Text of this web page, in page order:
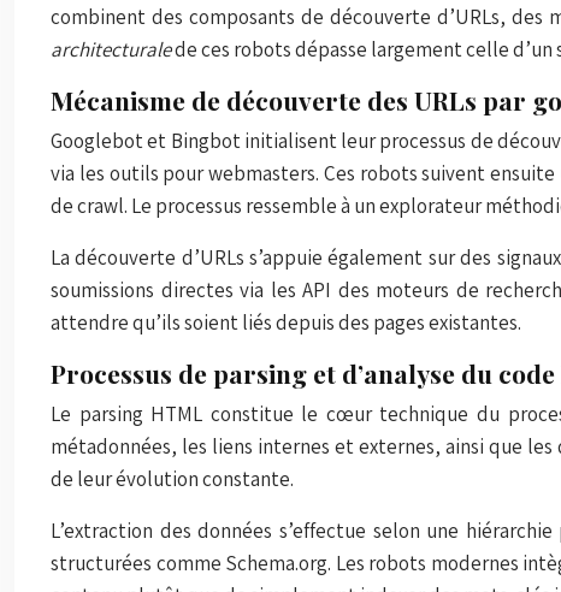
combinent des composants de découverte d’URLs,
architecturalede ces robots dépasse largement celle
Mécanisme de découverte des URLs par
Googlebot et Bingbot initialisent leur processus de
via les outils pour webmasters. Ces robots suivent
de crawl. Le processus ressemble à un explorateur
La découverte d’URLs s’appuie également sur des
soumissions directes via les API des moteurs de
attendre qu’ils soient liés depuis des pages existantes.
Processus de parsing et d’analyse du
Le parsing HTML constitue le cœur technique du
métadonnées, les liens internes et externes, ainsi que
de leur évolution constante.
L’extraction des données s’effectue selon une
structurées comme Schema.org. Les robots modernes